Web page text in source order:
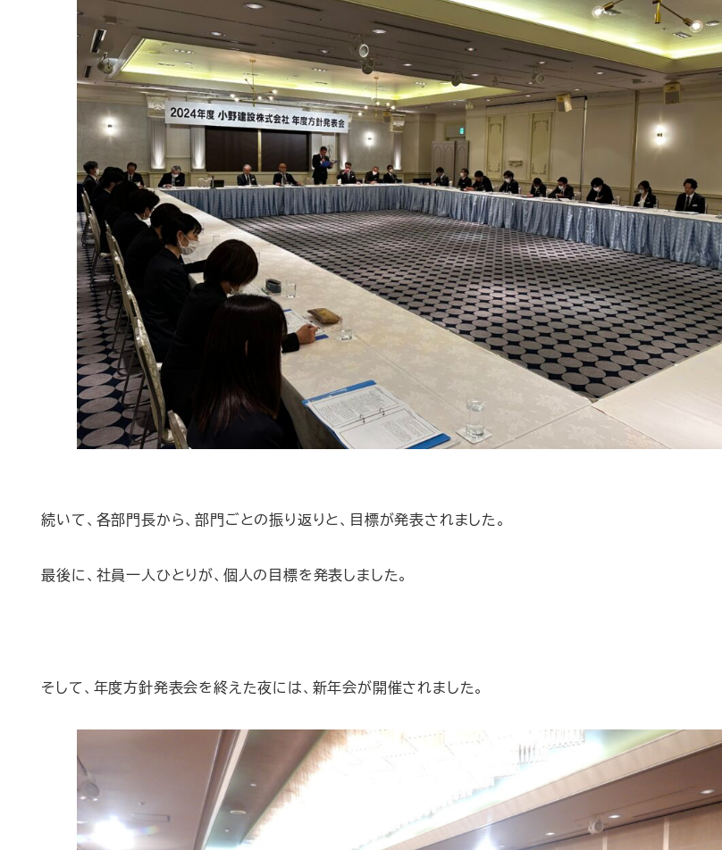
続いて、各部門長から、部門ごとの振り返りと、目標が発表されました。
最後に、社員一人ひとりが、個人の目標を発表しました。
そして、年度方針発表会を終えた夜には、新年会が開催されました。